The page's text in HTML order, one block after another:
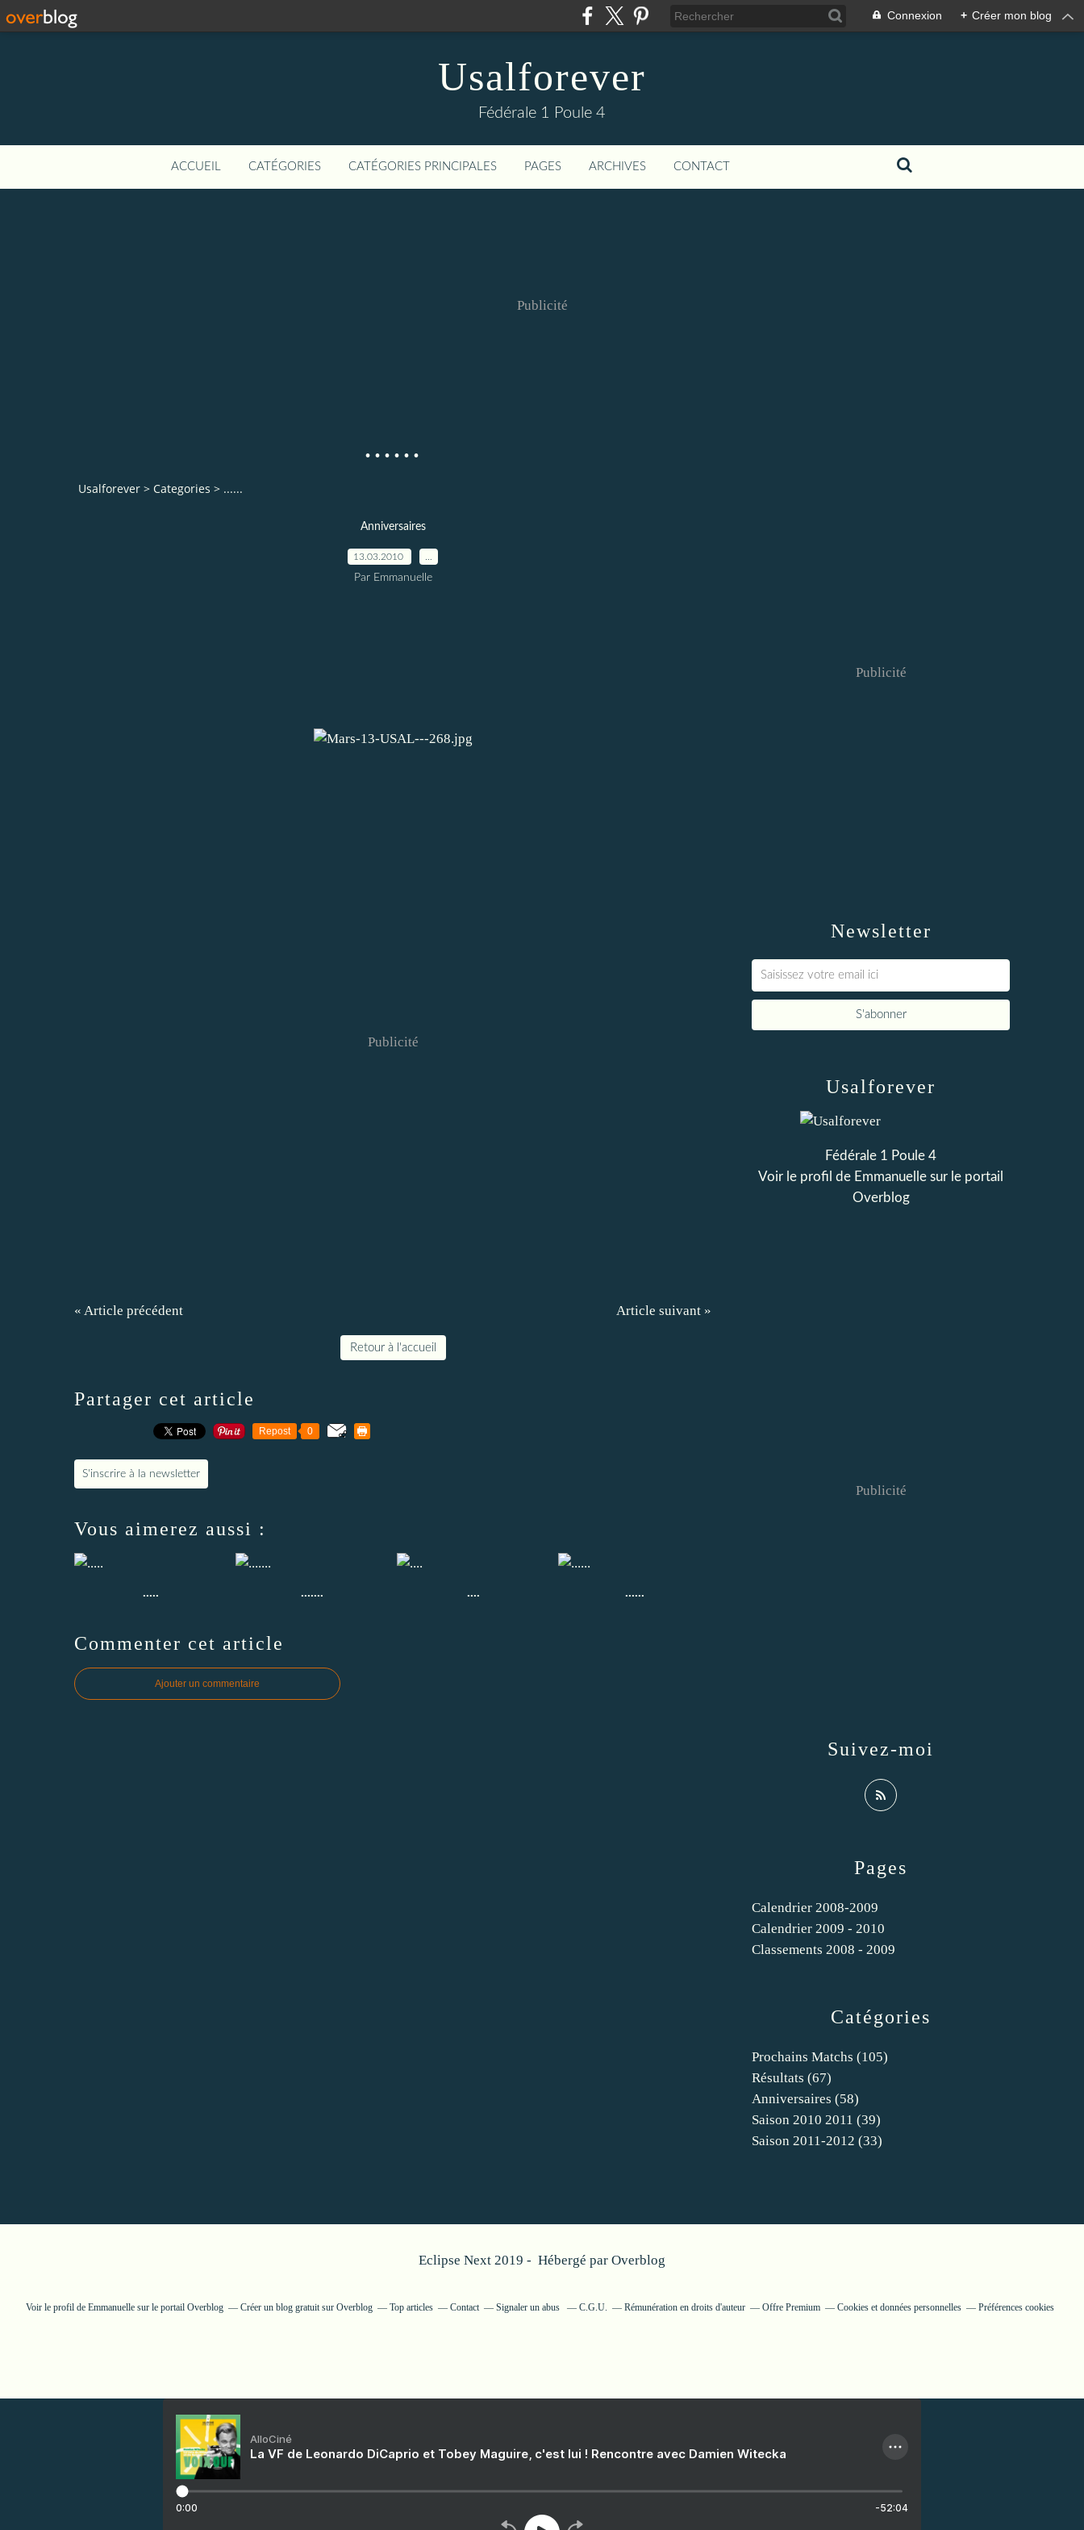
Connexion + Créer mon blog
Usalforever
Fédérale 1 Poule 4
ACCUEIL CATÉGORIES CATÉGORIES PRINCIPALES PAGES ARCHIVES CONTACT
Publicité
......
Usalforever > Categories > ......
Anniversaires
13.03.2010
Par Emmanuelle
Publicité
« Article précédent Article suivant »
Retour à l'accueil
Partager cet article
Repost 0
S'inscrire à la newsletter
Vous aimerez aussi :
..... ....... .... ......
Commenter cet article
Ajouter un commentaire
Newsletter
Publicité
Catégories
Prochains Matchs (105)
Résultats (67)
Anniversaires (58)
Saison 2010 2011 (39)
Saison 2011-2012 (33)
Pages
Calendrier 2008-2009
Calendrier 2009 - 2010
Classements 2008 - 2009
Usalforever
Fédérale 1 Poule 4
Voir le profil de Emmanuelle sur le portail
Overblog
Suivez-moi
Publicité
Eclipse Next 2019 - Hébergé par Overblog
Voir le profil de Emmanuellesur le portail Overblog Créer un blog gratuit sur Overblog Top articles Contact Signaler un abus C.G.U. Rémunération en droits d'auteur Offre Premium Cookies et données personnelles Préférences cookies
AlloCiné
La VF de Leonardo DiCaprio et Tobey Maguire, c'est lui ! Rencontre avec Damien Witecka
0:00 -52:04